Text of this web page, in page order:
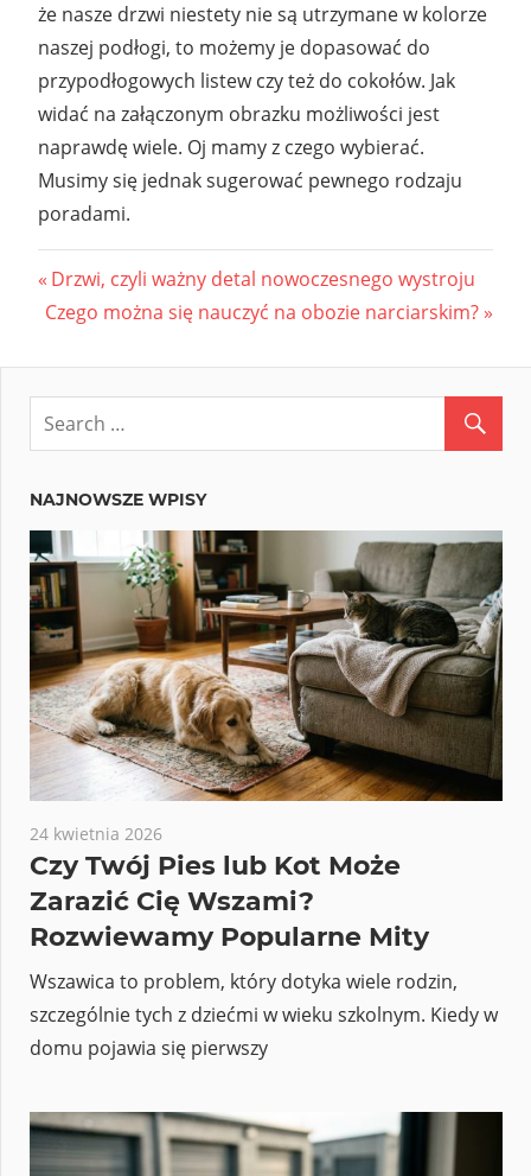
że nasze drzwi niestety nie są utrzymane w kolorze
naszej podłogi, to możemy je dopasować do
przypodłogowych listew czy też do cokołów. Jak
widać na załączonym obrazku możliwości jest
naprawdę wiele. Oj mamy z czego wybierać.
Musimy się jednak sugerować pewnego rodzaju
poradami.
Nawigacja
wpisu
Previous
Post:
Drzwi, czyli ważny detal nowoczesnego wystroju
Next
Czego można się nauczyć na obozie narciarskim?
NAJNOWSZE WPISY
24 kwietnia 2026
Czy Twój Pies lub Kot Może
Zarazić Cię Wszami?
Rozwiewamy Popularne Mity
Wszawica to problem, który dotyka wiele rodzin,
szczególnie tych z dziećmi w wieku szkolnym. Kiedy w
domu pojawia się pierwszy